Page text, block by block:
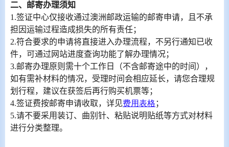
二、 邮寄办理须知
1.签证中心仅接收通过澳洲邮政运输的邮寄申请，且不承
担因运输过程造成损失的所有责任；
2.符合要求的申请将直接进入办理流程，不另行通知已收
件，可通过网站进度查询功能了解办理情况；
3.邮寄办理原则需十个工作日（不含邮寄途中的时间），
如有需补材料的情况，受理时间会相应延长，请您合理规
划行程， 建议在获签后再行购买机票等；
4.签证费按邮寄申请收取，详见费用表格 ；
5.请不要采用装订、曲别针、粘贴说明贴纸等方式对材料
进行分类整理。